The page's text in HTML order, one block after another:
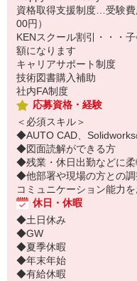
資格取得支援制度…受験
00円）
KENスクール割引・・・
額になります
キャリアサポート制度
技術図書購入補助
社内FA制度
応募資格・経験
＜必須スキル＞
◆AUTO CAD、
◆図面読解ができる方
◆残業・休日出勤などに
◆他部署や現場の方との調
コミュニケーション能力
休日・休暇
◆土日休み
◆GW
◆夏季休暇
◆年末年始
◆有給休暇